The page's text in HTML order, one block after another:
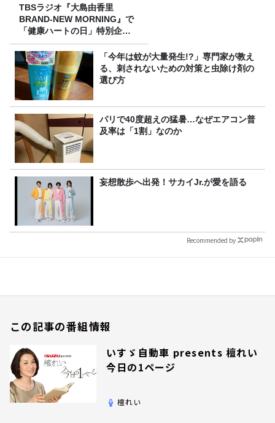
TBSラジオ『大島由香里
BRAND-NEW MORNING』で
「健康ハートの日」特別企画
を8/10（月）に放送
「今年は蚊が大量発生!?」専門家が教え
る、刺されないための対策と虫除け剤の
選び方
パリで40度超えの猛暑…なぜエアコン普
及率は「1割」なのか
妄想散歩へ出発！サカイJr.が愛を語る
Recommended by
この記事の番組情報
いすゞ自動車 presents 檀れい
今日の1ページ
檀れい